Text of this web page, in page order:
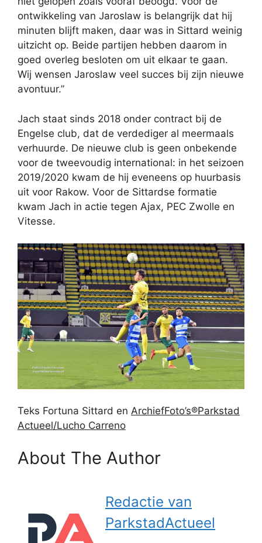
ontwikkeling van Jaroslaw is belangrijk dat hij
minuten blijft maken, daar was in Sittard weinig
uitzicht op. Beide partijen hebben daarom in
goed overleg besloten om uit elkaar te gaan.
Wij wensen Jaroslaw veel succes bij zijn nieuwe
avontuur.”
Jach staat sinds 2018 onder contract bij de
Engelse club, dat de verdediger al meermaals
verhuurde. De nieuwe club is geen onbekende
voor de tweevoudig international: in het seizoen
2019/2020 kwam de hij eveneens op huurbasis
uit voor Rakow. Voor de Sittardse formatie
kwam Jach in actie tegen Ajax, PEC Zwolle en
Vitesse.
Teks Fortuna Sittard en ArchiefFoto’s®Parkstad
Actueel/Lucho Carreno
About The Author
Redactie van
ParkstadActueel